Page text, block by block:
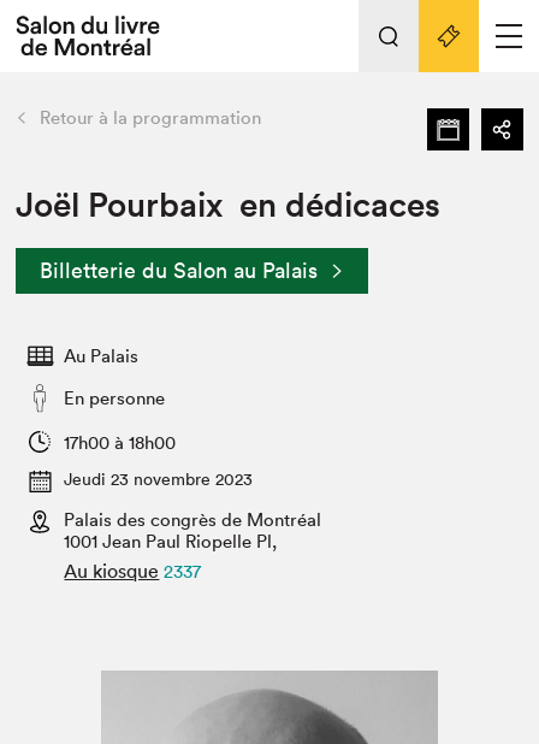
Espace exposant⋅e⋅s
Espace enseignant·e·s
Espace médias
L'événement
Préparer sa visite au Salon
Actualités
SLM PRO
retour Nos activités
Préparer sa visite
Salon dans la ville et en ligne
Projets partenaires
Liens pratiques
Retour à la programmation
Joël Pourbaix en dédicaces
Billetterie du Salon au Palais
Au Palais
En personne
17h00 à 18h00
Jeudi 23 novembre 2023
Palais des congrès de Montréal
1001 Jean Paul Riopelle Pl,
Au kiosque 2337